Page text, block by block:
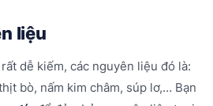
liệu
dễ kiếm, các nguyên liệu đó là:
bò, nấm kim châm, súp lơ,… Bạn